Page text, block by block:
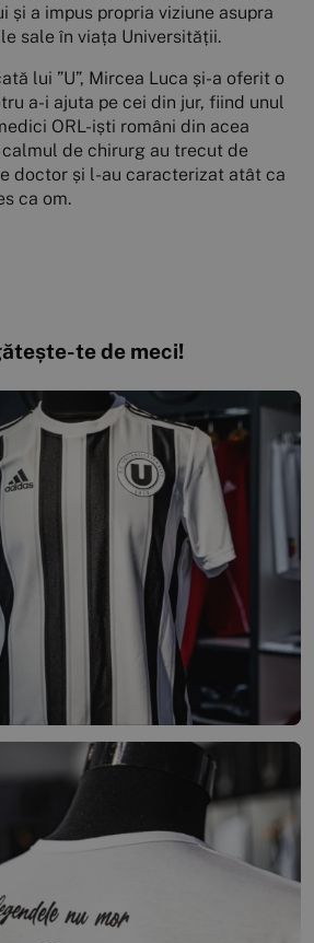
și a impus propria viziune asupra
sale în viața Universității.
lui ”U”, Mircea Luca și-a oferit o
a-i ajuta pe cei din jur, fiind unul
ORL-iști români din acea
de chirurg au trecut de
doctor și l-au caracterizat atât ca
ca om.
te de meci!